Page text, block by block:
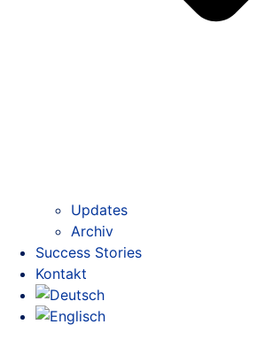
Updates
Archiv
Success Stories
Kontakt